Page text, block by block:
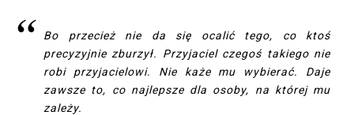
Bo przecież nie da się ocalić tego, co ktoś
precyzyjnie zburzył. Przyjaciel czegoś takiego nie
robi przyjacielowi. Nie każe mu wybierać. Daje
zawsze to, co najlepsze dla osoby, na której mu
zależy.